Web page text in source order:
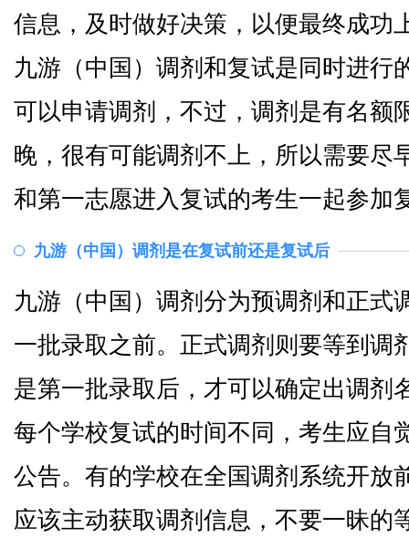
信息，及时做好决策，以便最终成功
九游（中国）调剂和复试是同时进行
可以申请调剂，不过，调剂是有名额
晚，很有可能调剂不上，所以需要尽
和第一志愿进入复试的考生一起参加
九游（中国）调剂是在复试前还是复试后
九游（中国）调剂分为预调剂和正式
一批录取之前。正式调剂则要等到调
是第一批录取后，才可以确定出调剂
每个学校复试的时间不同，考生应自
公告。有的学校在全国调剂系统开放
应该主动获取调剂信息，不要一昧的